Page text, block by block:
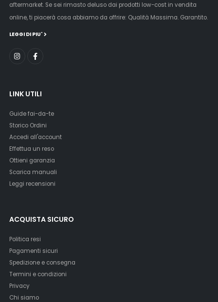
aftermarket. Se sei rimasto deluso dai prodotti low-cost in vendita
online, ti piacerà cosa abbiamo da offrire: Qualità Massima. Garantito.
LEGGI DI PIU'
LINK UTILI
Guide fai-da-te
Storico Ordini
Accedi all'account
Effettua un reso
Ottieni garanzia
Scarica manuali
Leggi recensioni
ACQUISTA SICURO
Politica resi
Pagamenti sicuri
Spedizione e consegna
Termini e condizioni
Privacy
Chi siamo